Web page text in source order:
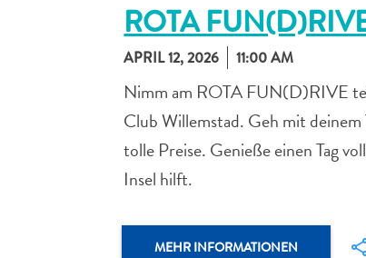
ROTA
APRIL 12, 2026 11:00 AM
Nimm am ROTA FUN(D)RIVE
Club Willemstad. Geh mit
tolle Preise. Genieße einen Tag
Insel hilft.
MEHR INFORMATIONEN
keine Lieblingsorte in Curaçao
gespeichert haben.